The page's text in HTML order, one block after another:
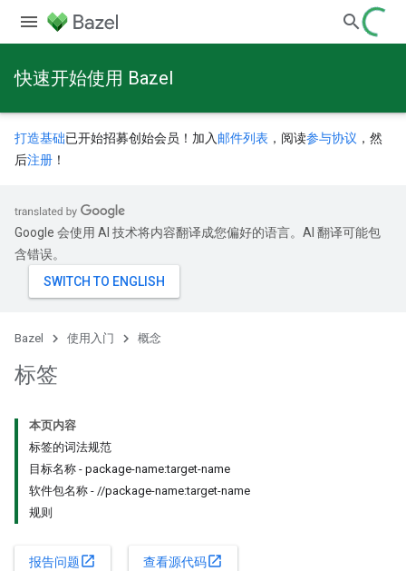
快速开始使用 Bazel
打造基础已开始招募创始会员！加入 邮件列表 ，阅读参与协议 ，然
后注册 ！
Google 会使用 AI 技术将内容翻译成您偏好的语言。AI 翻译可能包
含错误。
Bazel 使用入门 概念
标签
本页内容
标签的词法规范
目标名称 - package-name:target-name
软件包名称 - //package-name:target-name
规则
报告问题open_in_new 查看源代码open_in_new